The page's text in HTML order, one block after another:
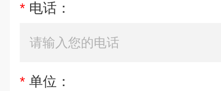
* 电话：
* 单位：